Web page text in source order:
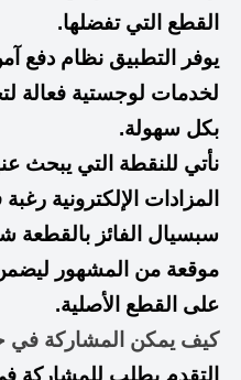
القطع التي تفضلها.
يوفر التطبيق نظام دفع
لخدمات لوجستية فعالة
بكل سهولة.
نأتي للنقطة التي يبحث
المزادات الإلكترونية
سبسيال الفائز بالقطعة
موقعة من المشهور
على القطع الأصلية.
كيف يمكن المشاركة في
التقدم بطلب للمشاركة